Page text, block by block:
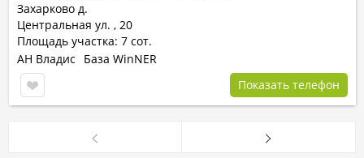
Захарково д.
Центральная ул. , 20
Площадь участка: 7 сот.
АН Владис
База WinNER
Показать телефон